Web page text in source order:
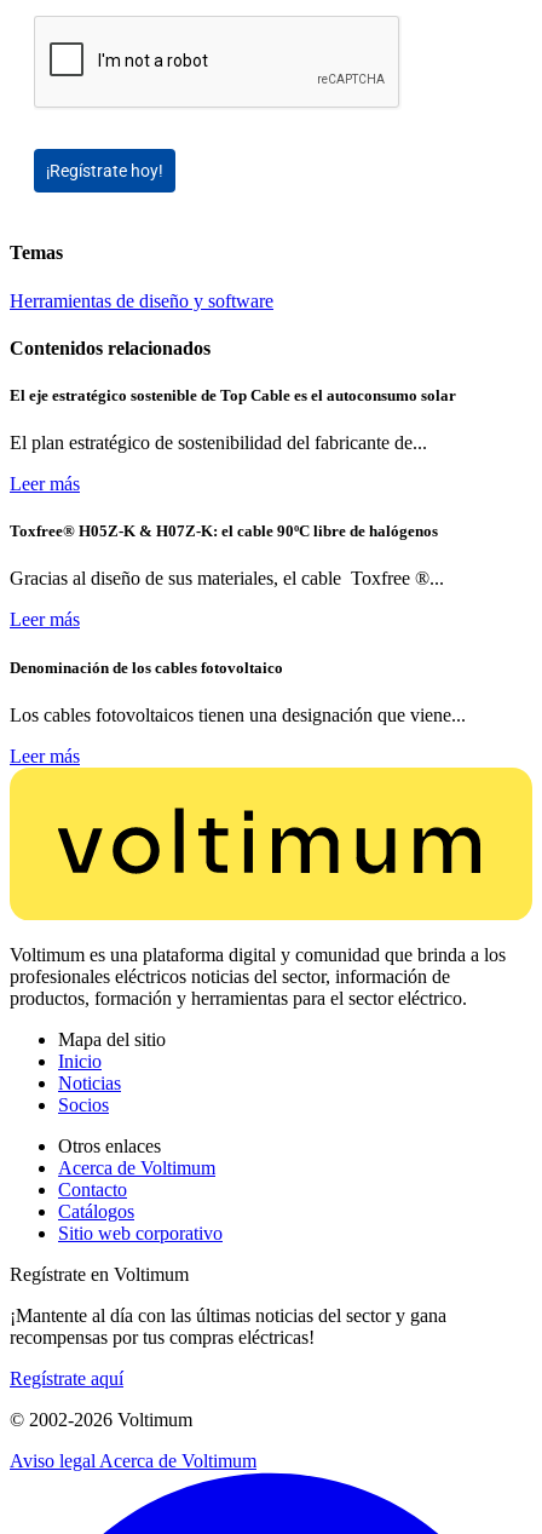
¡Regístrate hoy!
Temas
Herramientas de diseño y software
Contenidos relacionados
El eje estratégico sostenible de Top Cable es el autoconsumo solar
El plan estratégico de sostenibilidad del fabricante de...
Leer más
Toxfree® H05Z-K & H07Z-K: el cable 90ºC libre de halógenos
Gracias al diseño de sus materiales, el cable Toxfree ®...
Leer más
Denominación de los cables fotovoltaico
Los cables fotovoltaicos tienen una designación que viene...
Leer más
Voltimum es una plataforma digital y comunidad que brinda a los
profesionales eléctricos noticias del sector, información de
productos, formación y herramientas para el sector eléctrico.
Mapa del sitio
Inicio
Noticias
Socios
Otros enlaces
Acerca de Voltimum
Contacto
Catálogos
Sitio web corporativo
Regístrate en Voltimum
¡Mantente al día con las últimas noticias del sector y gana
recompensas por tus compras eléctricas!
Regístrate aquí
© 2002-2026 Voltimum
Aviso legal Acerca de Voltimum